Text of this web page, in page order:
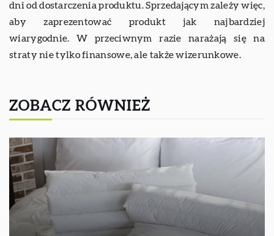
dni od dostarczenia produktu. Sprzedającym zależy więc,
aby zaprezentować produkt jak najbardziej
wiarygodnie. W przeciwnym razie narażają się na
straty nie tylko finansowe, ale także wizerunkowe.
ZOBACZ RÓWNIEŻ